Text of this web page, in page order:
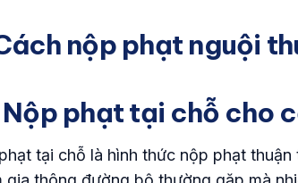
nộp phạt nguội
Nộp phạt tại chỗ cho
tại chỗ là hình thức nộp phạt